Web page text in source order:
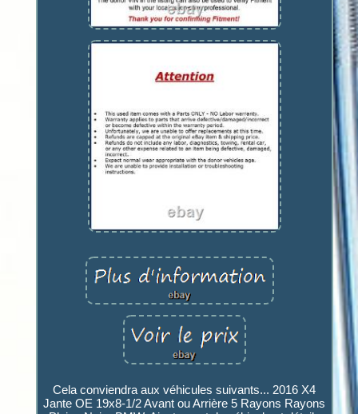
Cela conviendra aux véhicules suivants... 2016 X4
Jante OE 19x8-1/2 Avant ou Arrière 5 Rayons Rayons